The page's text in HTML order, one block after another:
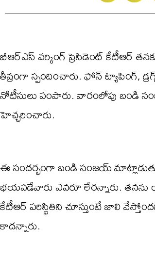
బీఆర్ఎస్ వర్కింగ్ ప్రెసిడెంట్ కేటీఆర్
తీవ్రంగా స్పందించారు. ఫోన్ ట్యాపింగ్,
నోటీసులు పంపారు. వారంలోపు బండి
హెచ్చరించారు.
ఈ సందర్భంగా బండి సంజయ్
భయపడేవారు ఎవరూ లేరన్నారు.
కేటీఆర్ పరిస్థితిని చూస్తుంటే జాలి
కాదన్నారు.